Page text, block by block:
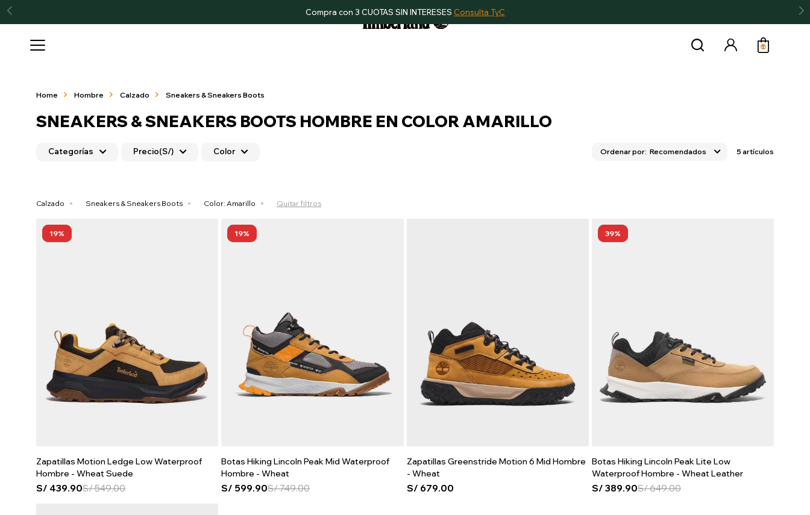
Compra con 3 CUOTAS SIN INTERESES Consulta TyC

Home Hombre Calzado Sneakers & Sneakers Boots
SNEAKERS & SNEAKERS BOOTS HOMBRE EN COLOR AMARILLO
Categorías Precio(S/) Color Recomendados 5 artículos
Calzado Sneakers & Sneakers Boots Color: Amarillo Quitar filtros
19
Zapatillas Motion Ledge Low Waterproof
Hombre - Wheat Suede
S/ 439.90S/549.00
19
Botas Hiking Lincoln Peak Mid Waterproof
Hombre - Wheat
S/ 599.90S/749.00
Zapatillas Greenstride Motion 6 Mid Hombre
- Wheat
S/ 679.00
39
Botas Hiking Lincoln Peak Lite Low
Waterproof Hombre - Wheat Leather
S/ 389.90S/649.00